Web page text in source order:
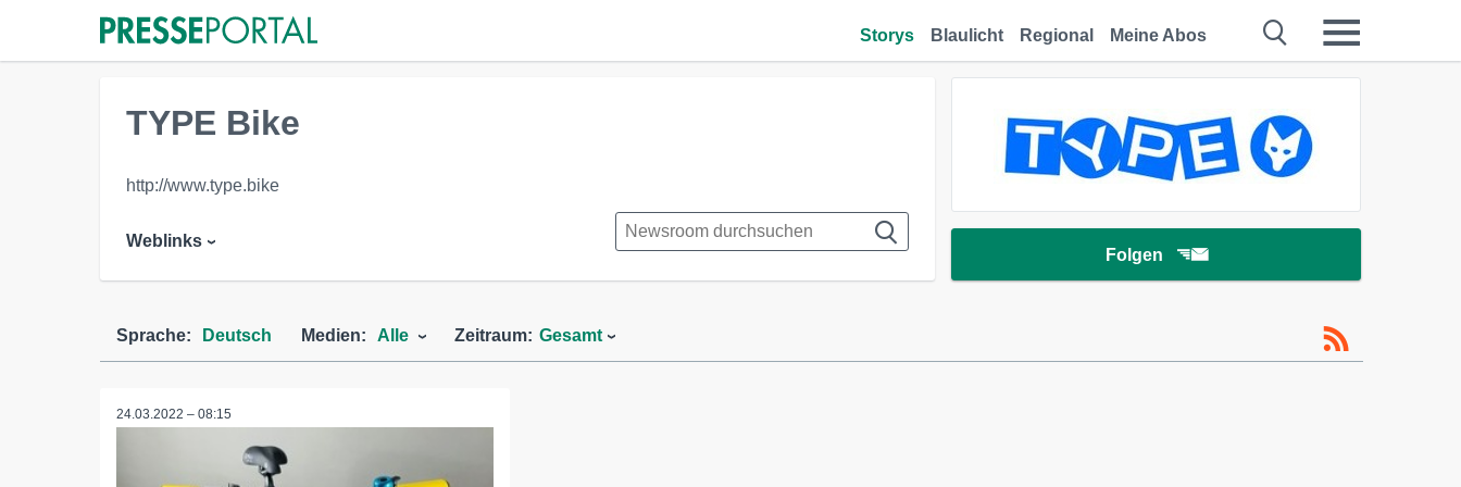
Storys Blaulicht Regional Meine Abos
Folgen
TYPE Bike
http://www.type.bike
Weblinks
Sprache: Deutsch Medien: Alle Zeitraum: Gesamt
24.03.2022 – 08:15